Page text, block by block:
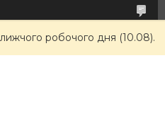
робочого дня (10.08).